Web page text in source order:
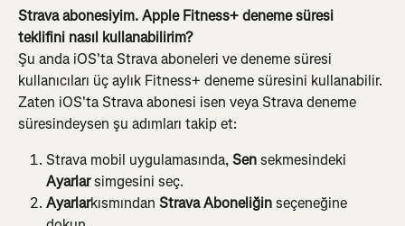
Strava abonesiyim. Apple Fitness+ deneme süresi
teklifini nasıl kullanabilirim?
Şu anda iOS'ta Strava aboneleri ve deneme süresi
kullanıcıları üç aylık Fitness+ deneme süresini kullanabilir.
Zaten iOS'ta Strava abonesi isen veya Strava deneme
süresindeysen şu adımları takip et:
Strava mobil uygulamasında, Sen sekmesindeki
Ayarlar simgesini seç.
Ayarlarkısmından Strava Aboneliğin seçeneğine